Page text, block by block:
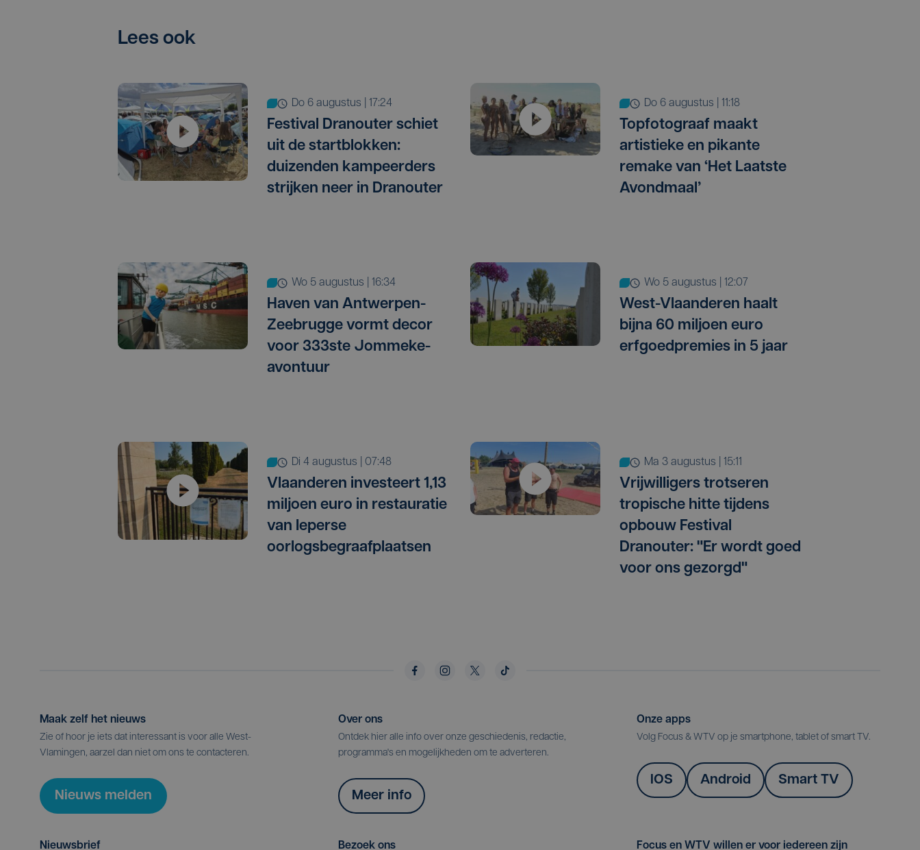
Lees ook
do 6 augustus | 17:24
Festival Dranouter schiet
uit de startblokken:
duizenden kampeerders
strijken neer in Dranouter
do 6 augustus | 11:18
Topfotograaf maakt
artistieke en pikante
remake van ‘Het Laatste
Avondmaal’
wo 5 augustus | 16:34
Haven van Antwerpen-
Zeebrugge vormt decor
voor 333ste Jommeke-
avontuur
wo 5 augustus | 12:07
West-Vlaanderen haalt
bijna 60 miljoen euro
erfgoedpremies in 5 jaar
di 4 augustus | 07:48
Vlaanderen investeert 1,13
miljoen euro in restauratie
van Ieperse
oorlogsbegraafplaatsen
ma 3 augustus | 15:11
Vrijwilligers trotseren
tropische hitte tijdens
opbouw Festival
Dranouter: "Er wordt goed
voor ons gezorgd"
Maak zelf het nieuws
Zie of hoor je iets dat interessant is voor alle West-
Vlamingen, aarzel dan niet om ons te contacteren.
Nieuws melden
Over ons
Ontdek hier alle info over onze geschiedenis, redactie,
programma's en mogelijkheden om te adverteren.
Meer info
Onze apps
Volg Focus & WTV op je smartphone, tablet of smart TV.
IOS Android Smart TV
Nieuwsbrief Bezoek ons Focus en WTV willen er voor iedereen zijn